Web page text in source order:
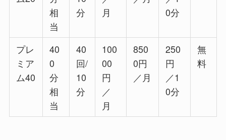
相
当
分
月
0分
プレ
ミア
ム40
40
0
分
相
当
40
回/
10
分
100
00
円
／
月
850
0円
／月
250
円
／1
0分
無
料